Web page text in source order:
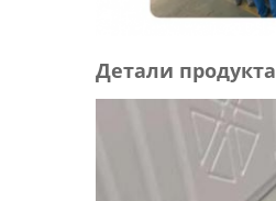
Детали продукта